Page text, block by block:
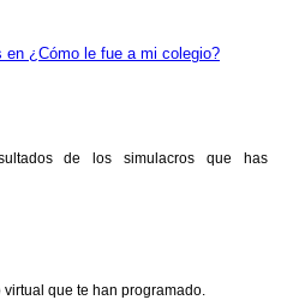
en ¿Cómo le fue a mi colegio?
de los simulacros que has
que te han programado.